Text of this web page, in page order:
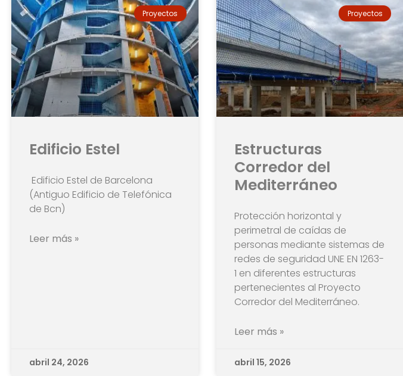
Proyectos
Edificio Estel
Edificio Estel de Barcelona
(Antiguo Edificio de Telefónica
de Bcn)
Leer más »
abril 24, 2026
Proyectos
Estructuras
Corredor del
Mediterráneo
Protección horizontal y
perimetral de caídas de
personas mediante sistemas de
redes de seguridad UNE EN 1263-
1 en diferentes estructuras
pertenecientes al Proyecto
Corredor del Mediterráneo.
Leer más »
abril 15, 2026